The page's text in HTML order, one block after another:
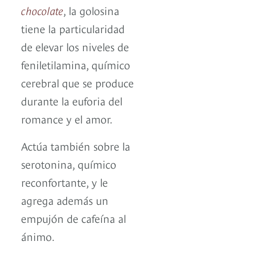
chocolate , la golosina
tiene la particularidad
de elevar los niveles de
feniletilamina, químico
cerebral que se produce
durante la euforia del
romance y el amor.
Actúa también sobre la
serotonina, químico
reconfortante, y le
agrega además un
empujón de cafeína al
ánimo.